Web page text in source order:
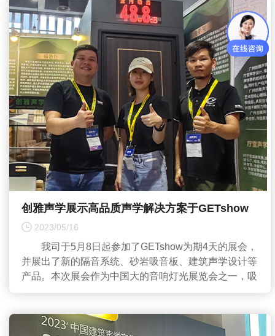
创雅声学展示高品质声学解决方案于GETshow
展会2023/05/16
我司于5月8日起参加了GETshow为期4天的展会，
并展出了新的隔音系统、砂岩吸音板、建筑声学设计等
产品。本次展会作为中国大的音响灯光展览会之一，吸
引了来...